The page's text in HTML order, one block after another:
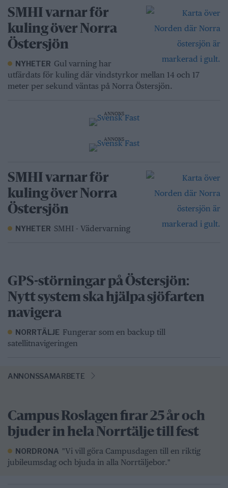
SMHI varnar för
kuling över Norra
Östersjön
NYHETER Gul varning har
utfärdats för kuling där vindstyrkor mellan 14 och 17
meter per sekund väntas på Norra Östersjön.
ANNONS
ANNONS
SMHI varnar för
kuling över Norra
Östersjön
NYHETER SMHI - Vädervarning
GPS-störningar på Östersjön:
Nytt system ska hjälpa sjöfarten
navigera
NORRTÄLJE Fungerar som en backup till
satellitnavigeringen
ANNONSSAMARBETE
Campus Roslagen firar 25 år och
bjuder in hela Norrtälje till fest
NORDRONA "Vi vill göra Campusdagen till en riktig
jubileumsdag och bjuda in alla Norrtäljebor."